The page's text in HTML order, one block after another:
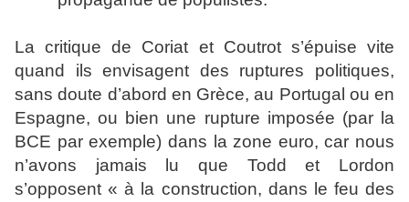
La critique de Coriat et Coutrot s’épuise vite
quand ils envisagent des ruptures politiques,
sans doute d’abord en Grèce, au Portugal ou en
Espagne, ou bien une rupture imposée (par la
BCE par exemple) dans la zone euro, car nous
n’avons jamais lu que Todd et Lordon
s’opposent « à la construction, dans le feu des